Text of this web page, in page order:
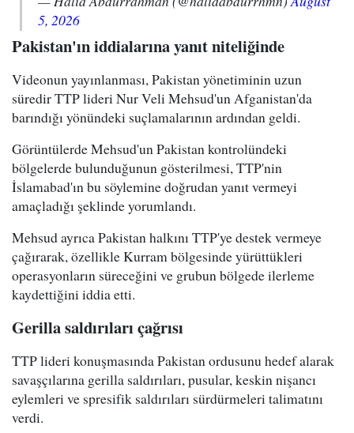
5, 2026
Pakistan'ın iddialarına yanıt niteliğinde
Videonun yayınlanması, Pakistan yönetiminin uzun
süredir TTP lideri Nur Veli Mehsud'un Afganistan'da
barındığı yönündeki suçlamalarının ardından geldi.
Görüntülerde Mehsud'un Pakistan kontrolündeki
bölgelerde bulunduğunun gösterilmesi, TTP'nin
İslamabad'ın bu söylemine doğrudan yanıt vermeyi
amaçladığı şeklinde yorumlandı.
Mehsud ayrıca Pakistan halkını TTP'ye destek vermeye
çağırarak, özellikle Kurram bölgesinde yürüttükleri
operasyonların süreceğini ve grubun bölgede ilerleme
kaydettiğini iddia etti.
Gerilla saldırıları çağrısı
TTP lideri konuşmasında Pakistan ordusunu hedef alarak
savaşçılarına gerilla saldırıları, pusular, keskin nişancı
eylemleri ve spresifik saldırıları sürdürmeleri talimatını
verdi.